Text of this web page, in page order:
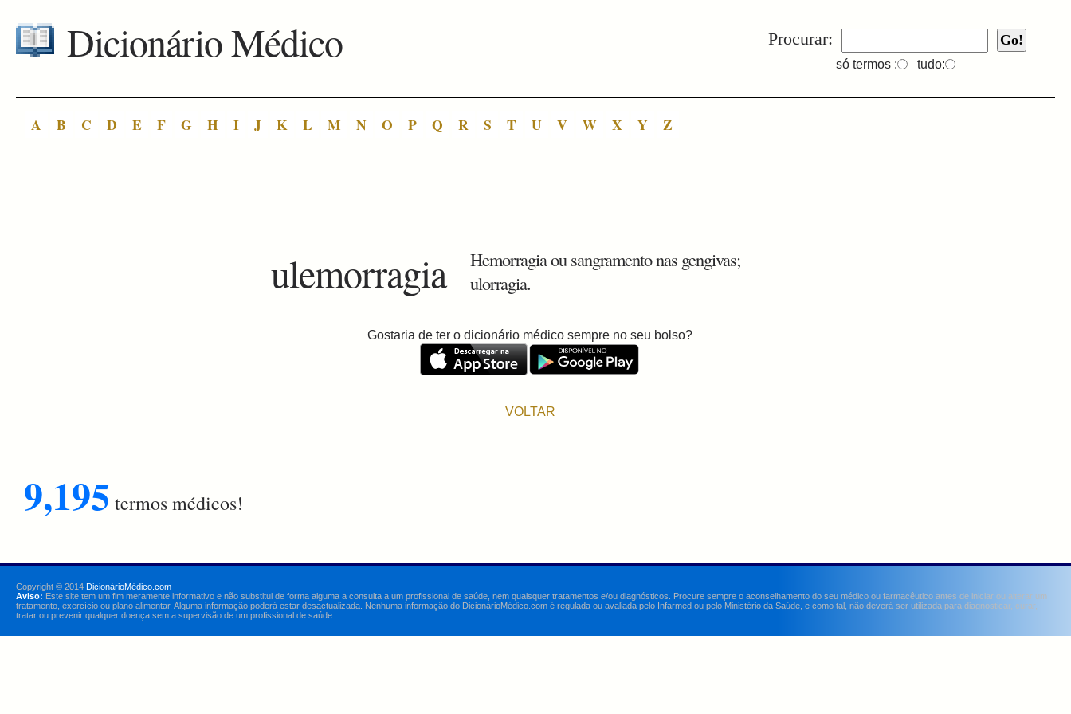
Procurar:
só termos : tudo:
Dicionário Médico
A B C D E F G H I J K L M N O P Q R S T U V W X Y Z
ulemorragia
Hemorragia ou sangramento nas gengivas;
ulorragia.
Gostaria de ter o dicionário médico sempre no seu bolso?
VOLTAR
9,195 termos médicos!
Copyright © 2014 DicionárioMédico.com
Aviso: Este site tem um fim meramente informativo e não substitui de forma alguma a consulta a um profissional de saúde, nem quaisquer tratamentos e/ou diagnósticos. Procure sempre o aconselhamento do seu médico ou farmacêutico antes de iniciar ou alterar um
tratamento, exercício ou plano alimentar. Alguma informação poderá estar desactualizada. Nenhuma informação do DicionárioMédico.com é regulada ou avaliada pelo Infarmed ou pelo Ministério da Saúde, e como tal, não deverá ser utilizada para diagnosticar, curar,
tratar ou prevenir qualquer doença sem a supervisão de um profissional de saúde.